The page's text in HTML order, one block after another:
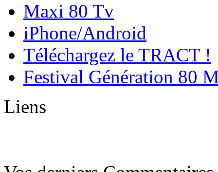
Maxi 80 Tv
iPhone/Android
Téléchargez le TRACT !
Festival Génération 80
Liens